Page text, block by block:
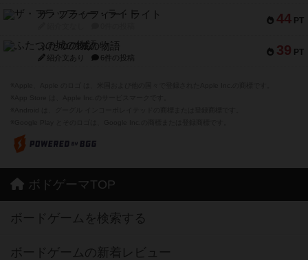
44 PT
ザ・フラッフィー・ライト
39 PT
ふたつの城の物語
紹介文あり 6件の投稿
ボドゲーマTOP
ボードゲームを検索する
ボードゲームの新着レビュー